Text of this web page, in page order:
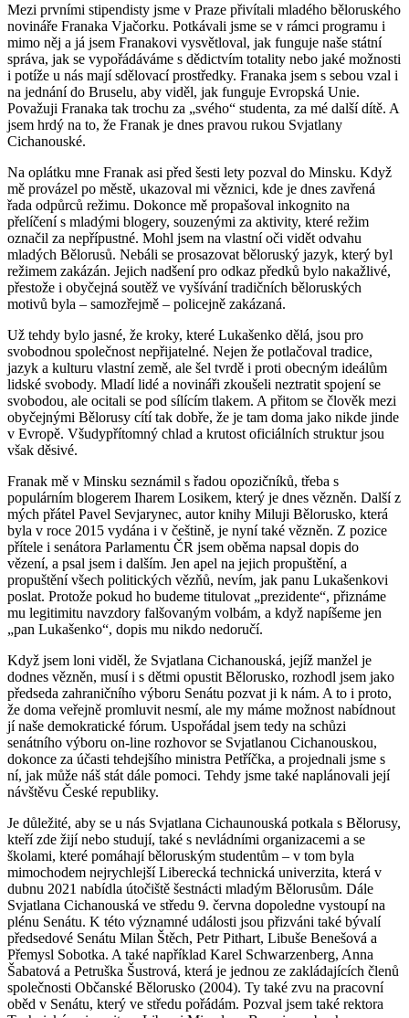
Mezi prvními stipendisty jsme v Praze přivítali mladého běloruského
novináře Franaka Vjačorku. Potkávali jsme se v rámci programu i
mimo něj a já jsem Franakovi vysvětloval, jak funguje naše státní
správa, jak se vypořádáváme s dědictvím totality nebo jaké možnosti
i potíže u nás mají sdělovací prostředky. Franaka jsem s sebou vzal i
na jednání do Bruselu, aby viděl, jak funguje Evropská Unie.
Považuji Franaka tak trochu za „svého“ studenta, za mé další dítě. A
jsem hrdý na to, že Franak je dnes pravou rukou Svjatlany
Cichanouské.
Na oplátku mne Franak asi před šesti lety pozval do Minsku. Když
mě provázel po městě, ukazoval mi věznici, kde je dnes zavřená
řada odpůrců režimu. Dokonce mě propašoval inkognito na
přelíčení s mladými blogery, souzenými za aktivity, které režim
označil za nepřípustné. Mohl jsem na vlastní oči vidět odvahu
mladých Bělorusů. Nebáli se prosazovat běloruský jazyk, který byl
režimem zakázán. Jejich nadšení pro odkaz předků bylo nakažlivé,
přestože i obyčejná soutěž ve vyšívání tradičních běloruských
motivů byla – samozřejmě – policejně zakázaná.
Už tehdy bylo jasné, že kroky, které Lukašenko dělá, jsou pro
svobodnou společnost nepřijatelné. Nejen že potlačoval tradice,
jazyk a kulturu vlastní země, ale šel tvrdě i proti obecným ideálům
lidské svobody. Mladí lidé a novináři zkoušeli neztratit spojení se
svobodou, ale ocitali se pod sílícím tlakem. A přitom se člověk mezi
obyčejnými Bělorusy cítí tak dobře, že je tam doma jako nikde jinde
v Evropě. Všudypřítomný chlad a krutost oficiálních struktur jsou
však děsivé.
Franak mě v Minsku seznámil s řadou opozičníků, třeba s
populárním blogerem Iharem Losikem, který je dnes vězněn. Další z
mých přátel Pavel Sevjarynec, autor knihy Miluji Bělorusko, která
byla v roce 2015 vydána i v češtině, je nyní také vězněn. Z pozice
přítele i senátora Parlamentu ČR jsem oběma napsal dopis do
vězení, a psal jsem i dalším. Jen apel na jejich propuštění, a
propuštění všech politických vězňů, nevím, jak panu Lukašenkovi
poslat. Protože pokud ho budeme titulovat „prezidente“, přiznáme
mu legitimitu navzdory falšovaným volbám, a když napíšeme jen
„pan Lukašenko“, dopis mu nikdo nedoručí.
Když jsem loni viděl, že Svjatlana Cichanouská, jejíž manžel je
dodnes vězněn, musí i s dětmi opustit Bělorusko, rozhodl jsem jako
předseda zahraničního výboru Senátu pozvat ji k nám. A to i proto,
že doma veřejně promluvit nesmí, ale my máme možnost nabídnout
jí naše demokratické fórum. Uspořádal jsem tedy na schůzi
senátního výboru on-line rozhovor se Svjatlanou Cichanouskou,
dokonce za účasti tehdejšího ministra Petříčka, a projednali jsme s
ní, jak může náš stát dále pomoci. Tehdy jsme také naplánovali její
návštěvu České republiky.
Je důležité, aby se u nás Svjatlana Cichaunouská potkala s Bělorusy,
kteří zde žijí nebo studují, také s nevládními organizacemi a se
školami, které pomáhají běloruským studentům – v tom byla
mimochodem nejrychlejší Liberecká technická univerzita, která v
dubnu 2021 nabídla útočiště šestnácti mladým Bělorusům. Dále
Svjatlana Cichanouská ve středu 9. června dopoledne vystoupí na
plénu Senátu. K této významné události jsou přizváni také bývalí
předsedové Senátu Milan Štěch, Petr Pithart, Libuše Benešová a
Přemysl Sobotka. A také například Karel Schwarzenberg, Anna
Šabatová a Petruška Šustrová, která je jednou ze zakládajících členů
společnosti Občanské Bělorusko (2004). Ty také zvu na pracovní
oběd v Senátu, který ve středu pořádám. Pozval jsem také rektora